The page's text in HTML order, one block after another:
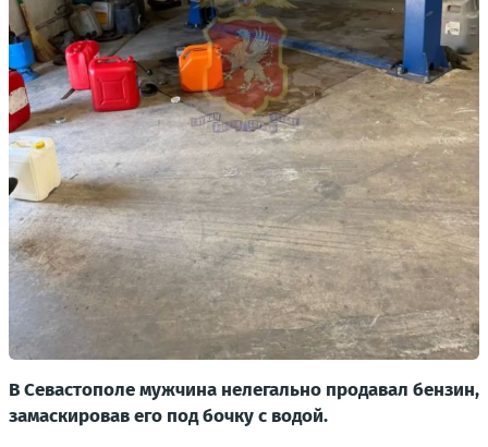
В Севастополе мужчина нелегально продавал бензин,
замаскировав его под бочку с водой.